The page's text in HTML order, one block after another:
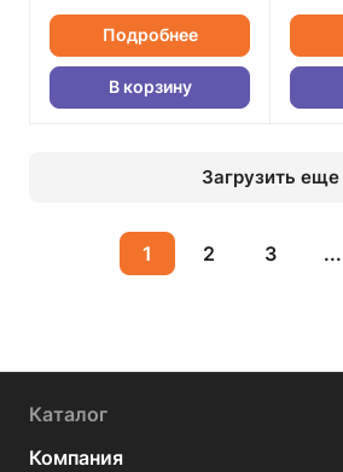
Подробнее
В корзину
Загрузить еще
1 2 3 ...
Каталог
Компания